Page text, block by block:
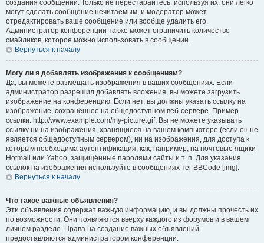
создания сообщений. Только не перестарайтесь, используя их: они легко
могут сделать сообщение нечитаемым, и модератор может
отредактировать ваше сообщение или вообще удалить его.
Администратор конференции также может ограничить количество
смайликов, которое можно использовать в сообщении.
Вернуться к началу
Могу ли я добавлять изображения к сообщениям?
Да, вы можете размещать изображения в ваших сообщениях. Если
администратор разрешил добавлять вложения, вы можете загрузить
изображение на конференцию. Если нет, вы должны указать ссылку на
изображение, сохранённое на общедоступном веб-сервере. Пример
ссылки: http://www.example.com/my-picture.gif. Вы не можете указывать
ссылку ни на изображения, хранящиеся на вашем компьютере (если он не
является общедоступным сервером), ни на изображения, для доступа к
которым необходима аутентификация, как, например, на почтовые ящики
Hotmail или Yahoo, защищённые паролями сайты и т. п. Для указания
ссылок на изображения используйте в сообщениях тег BBCode [img].
Вернуться к началу
Что такое важные объявления?
Эти объявления содержат важную информацию, и вы должны прочесть их
по возможности. Они появляются вверху каждого из форумов и в вашем
личном разделе. Права на создание важных объявлений
предоставляются администратором конференции.